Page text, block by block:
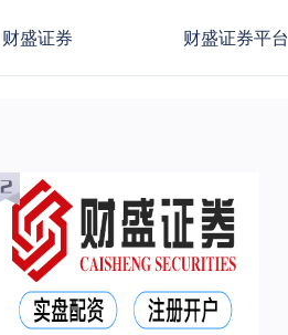
财盛证券 财盛证券平台